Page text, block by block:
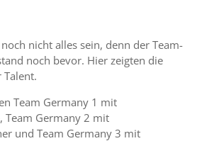
nicht alles sein, denn der Team-
noch bevor. Hier zeigten die
Talent.
Team Germany 1 mit
Team Germany 2 mit
und Team Germany 3 mit